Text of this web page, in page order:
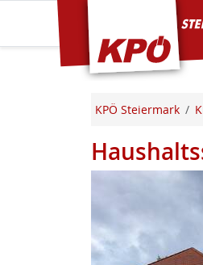
KPÖ Steiermark
KPÖ Steiermark